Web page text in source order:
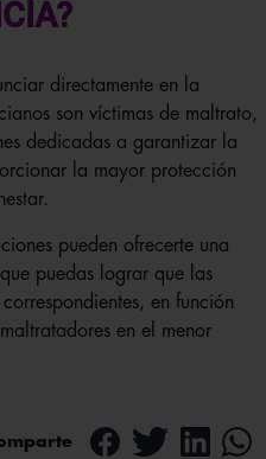
directamente en la
son víctimas de maltrato,
dedicadas a garantizar la
la mayor protección
pueden ofrecerte una
puedas lograr que las
en función
en el menor